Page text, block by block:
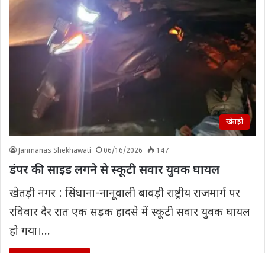
खेतड़ी
Janmanas Shekhawati 06/16/2026 147
डंपर की साइड लगने से स्कूटी सवार युवक घायल
खेतड़ी नगर : सिंघाना-नानूवाली बावड़ी राष्ट्रीय राजमार्ग पर
रविवार देर रात एक सड़क हादसे में स्कूटी सवार युवक घायल
हो गया।…